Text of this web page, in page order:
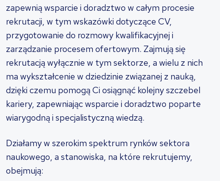
zapewnią wsparcie i doradztwo w całym procesie
rekrutacji, w tym wskazówki dotyczące CV,
przygotowanie do rozmowy kwalifikacyjnej i
zarządzanie procesem ofertowym. Zajmują się
rekrutacją wyłącznie w tym sektorze, a wielu z nich
ma wykształcenie w dziedzinie związanej z nauką,
dzięki czemu pomogą Ci osiągnąć kolejny szczebel
kariery, zapewniając wsparcie i doradztwo poparte
wiarygodną i specjalistyczną wiedzą.
Działamy w szerokim spektrum rynków sektora
naukowego, a stanowiska, na które rekrutujemy,
obejmują: